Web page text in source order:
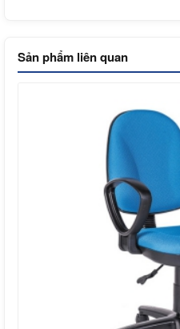
Sản phẩm liên quan